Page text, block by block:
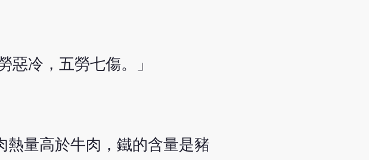
惡冷，五勞七傷。」
熱量高於牛肉，鐵的含量是豬